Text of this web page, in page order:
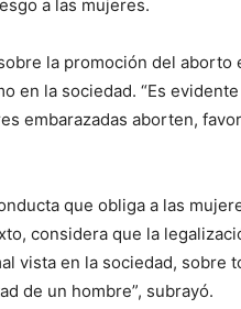
a las mujeres.
la promoción del aborto
en la sociedad. “Es
embarazadas aborten,
que obliga a las
considera que la
vista en la sociedad, sobre
de un hombre”, subrayó.